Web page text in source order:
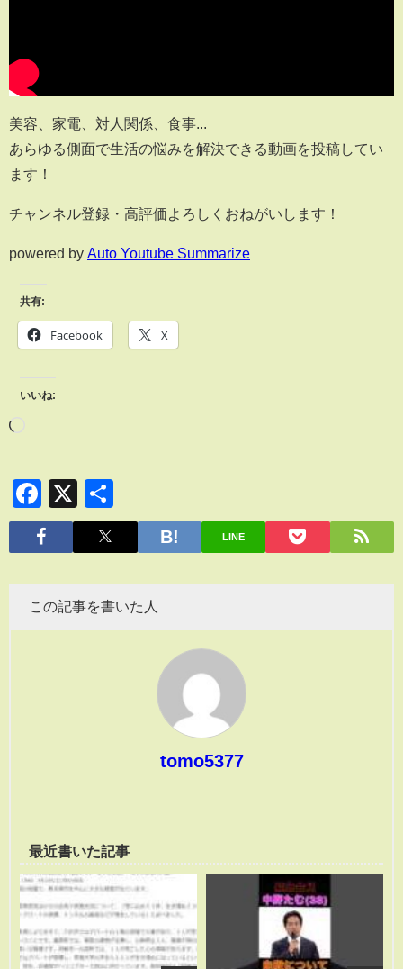
美容、家電、対人関係、食事...
あらゆる側面で生活の悩みを解決できる動画を投稿してい
ます！
チャンネル登録・高評価よろしくおねがいします！
powered by Auto Youtube Summarize
共有:
Facebook X
いいね:
Facebook
X
有
LINE
この記事を書いた人
tomo5377
最近書いた記事